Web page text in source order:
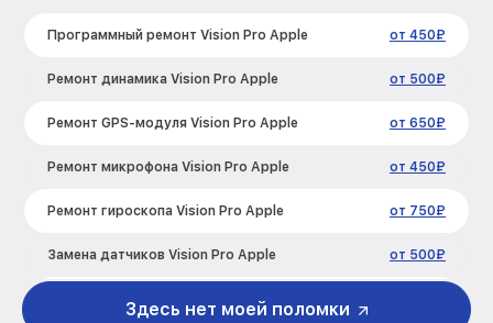
Программный ремонт Vision Pro Apple от 450₽
Ремонт динамика Vision Pro Apple от 500₽
Ремонт GPS-модуля Vision Pro Apple от 650₽
Ремонт микрофона Vision Pro Apple от 450₽
Ремонт гироскопа Vision Pro Apple от 750₽
Замена датчиков Vision Pro Apple от 500₽
Корпусный ремонт (замена резинок,
креплений, кнопок) Vision Pro Apple
Здесь нет моей поломки